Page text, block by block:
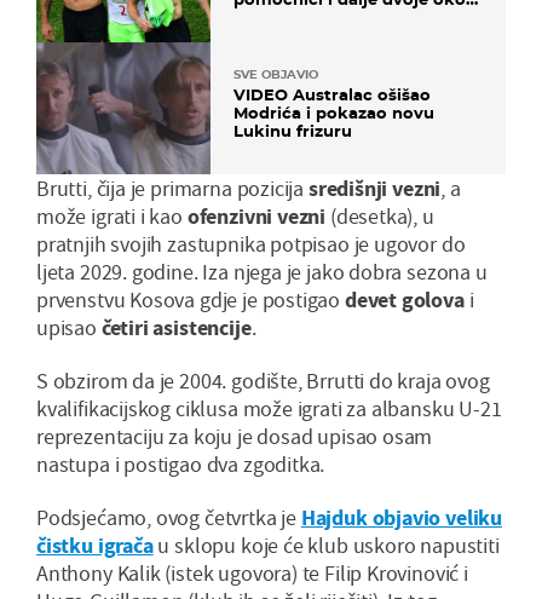
SVE OBJAVIO
VIDEO Australac ošišao
Modrića i pokazao novu
Lukinu frizuru
Brutti, čija je primarna pozicija središnji vezni, a
može igrati i kao ofenzivni vezni (desetka), u
pratnjih svojih zastupnika potpisao je ugovor do
ljeta 2029. godine. Iza njega je jako dobra sezona u
prvenstvu Kosova gdje je postigao devet golovai
upisao četiri asistencije.
S obzirom da je 2004. godište, Brrutti do kraja ovog
kvalifikacijskog ciklusa može igrati za albansku U-21
reprezentaciju za koju je dosad upisao osam
nastupa i postigao dva zgoditka.
Podsjećamo, ovog četvrtka je Hajduk objavio veliku
čistku igračau sklopu koje će klub uskoro napustiti
Anthony Kalik (istek ugovora) te Filip Krovinović i